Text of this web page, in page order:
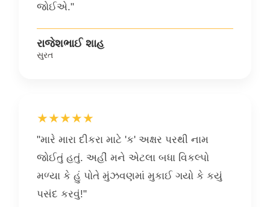
જોઈએ."
રાજેશભાઈ શાહ
સુરત
★★★★★
"મારે મારા દીકરા માટે 'ક' અક્ષર પરથી નામ
જોઈતું હતું. અહીં મને એટલા બધા વિકલ્પો
મળ્યા કે હું પોતે મુંઝવણમાં મુકાઈ ગયો કે કયું
પસંદ કરવું!"